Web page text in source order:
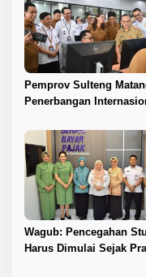
Pemprov Sulteng
Penerbangan
Wagub: Pencegahan
Harus Dimulai Sejak Pra